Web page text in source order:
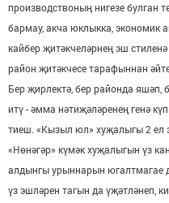
производствоның нигезе булган
бармау, акча юклыкка, экономик
кайбер җитәкчеләрнең эш
район җитәкчесе тарафыннан
Бер җирлектә, бер районда яшәп,
итү - әмма нәтиҗәләренең генә
тиеш. «Кызыл юл» хуҗалыгы 2 ел
«Нөнәгәр» күмәк хуҗалыгын үз
алдынгы урыннарын югалтмагае
үз эшләрен тагын да үҗәтләнеп,